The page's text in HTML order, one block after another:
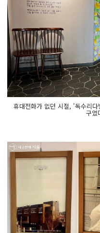
휴대전화가 없던 시절, '독수리
구였